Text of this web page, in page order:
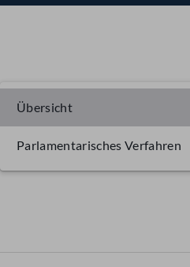
Übersicht
Parlamentarisches Verfahren